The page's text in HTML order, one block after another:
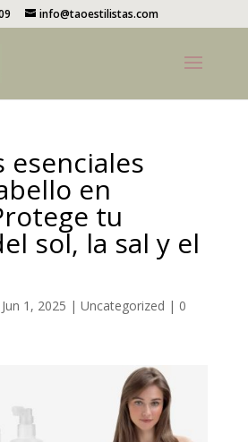
info@taoestilistas.com
esenciales
en
tu
sol, la sal y el
Jun 1, 2025 | Uncategorized | 0